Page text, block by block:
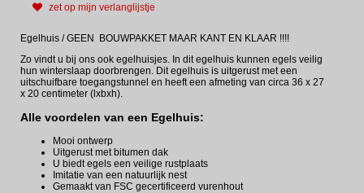
zet op mijn verlanglijstje
Egelhuis / GEEN BOUWPAKKET MAAR KANT EN KLAAR !!!!
Zo vindt u bij ons ook egelhuisjes. In dit egelhuis kunnen egels veilig
hun winterslaap doorbrengen. Dit egelhuis is uitgerust met een
uitschuifbare toegangstunnel en heeft een afmeting van circa 36 x 27
x 20 centimeter (lxbxh).
Alle voordelen van een Egelhuis:
Mooi ontwerp
Uitgerust met bitumen dak
U biedt egels een veilige rustplaats
Imitatie van een natuurlijk nest
Gemaakt van FSC gecertificeerd vurenhout